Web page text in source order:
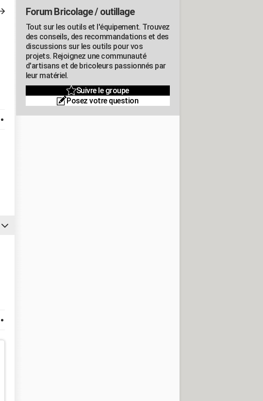
Forum Bricolage / outillage
Tout sur les outils et l'équipement. Trouvez
des conseils, des recommandations et des
discussions sur les outils pour vos
projets. Rejoignez une communauté
d'artisans et de bricoleurs passionnés par
leur matériel.
Suivre le groupe
Posez votre question